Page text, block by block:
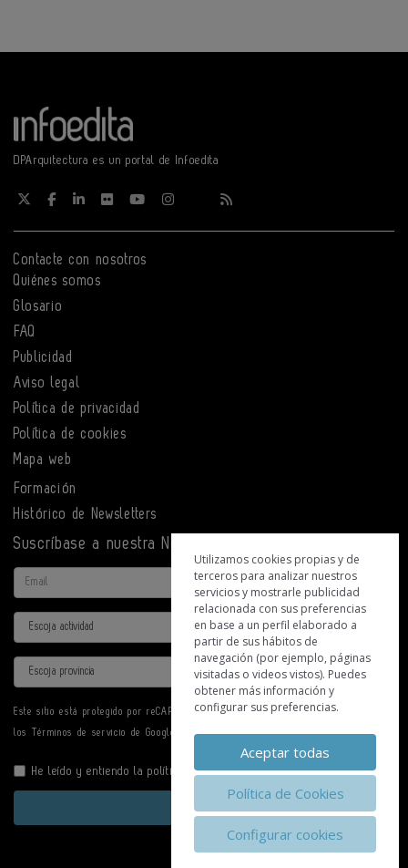
DPArquitectura es un portal de Infoedita
Contacte con nosotros
Quiénes somos
Glosario
FAQ
Publicidad
Aviso legal
Política de privacidad
Política de cookies
Mapa web
Formación
Histórico de Newsletters
Suscríbase a nuestra Newsletter
Email
Actividad
Provincia
Este sitio está protegido por reCAPTCHA y se aplican laPolítica de privacidad
los Términos de servicio de Google.
He leído y entiendo lapolítica de privacidad
Enviar
Utilizamos cookies propias y de
terceros para analizar nuestros
servicios y mostrarle publicidad
relacionada con sus preferencias
en base a un perfil elaborado a
partir de sus hábitos de
navegación (por ejemplo, páginas
visitadas o videos vistos). Puedes
obtener más información y
configurar sus preferencias.
Aceptar todas
Política de Cookies
Configurar cookies